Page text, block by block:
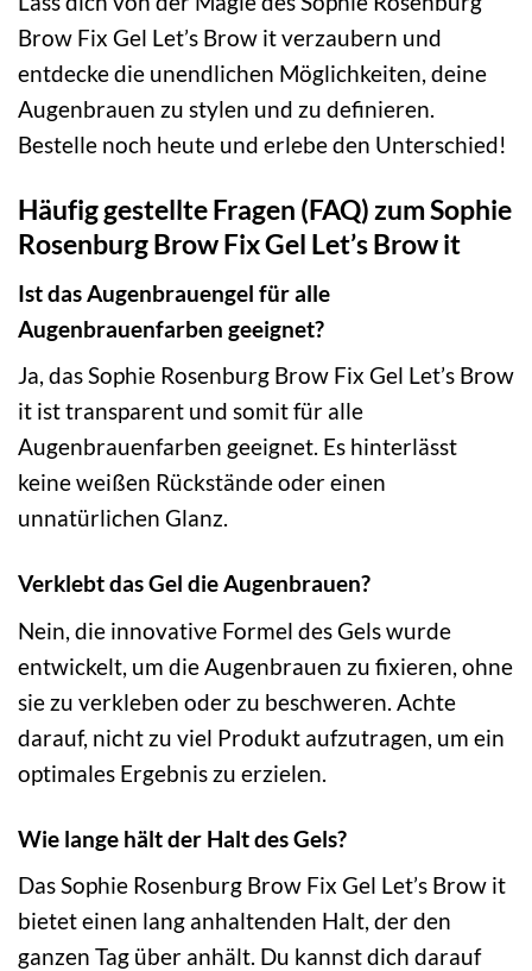
Brow Fix Gel Let’s Brow it verzaubern und
entdecke die unendlichen Möglichkeiten, deine
Augenbrauen zu stylen und zu definieren.
Bestelle noch heute und erlebe den Unterschied!
Häufig gestellte Fragen (FAQ) zum Sophie
Rosenburg Brow Fix Gel Let’s Brow it
Ist das Augenbrauengel für alle
Augenbrauenfarben geeignet?
Ja, das Sophie Rosenburg Brow Fix Gel Let’s Brow
it ist transparent und somit für alle
Augenbrauenfarben geeignet. Es hinterlässt
keine weißen Rückstände oder einen
unnatürlichen Glanz.
Verklebt das Gel die Augenbrauen?
Nein, die innovative Formel des Gels wurde
entwickelt, um die Augenbrauen zu fixieren, ohne
sie zu verkleben oder zu beschweren. Achte
darauf, nicht zu viel Produkt aufzutragen, um ein
optimales Ergebnis zu erzielen.
Wie lange hält der Halt des Gels?
Das Sophie Rosenburg Brow Fix Gel Let’s Brow it
bietet einen lang anhaltenden Halt, der den
ganzen Tag über anhält. Du kannst dich darauf